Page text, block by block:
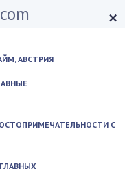
×
АВСТРИЯ
С